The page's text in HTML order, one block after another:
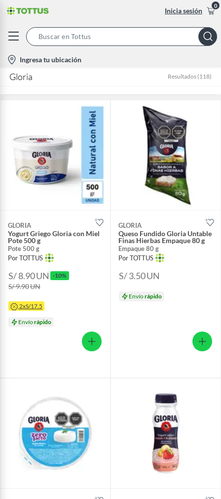
Inicia sesión
0
Bar
location-
icon
Ingresa tu ubicación
Gloria Resultados (118)
GLORIA
Yogurt Griego Gloria con Miel
Pote 500 g
Pote 500 g
Por TOTTUS
S/ 8.90UN -10%
S/ 9.90UN
2xS/17.5
Envíorápido
GLORIA
Queso Fundido Gloria Untable
Finas Hierbas Empaque 80 g
Empaque 80 g
Por TOTTUS
S/ 3.50UN
Envíorápido